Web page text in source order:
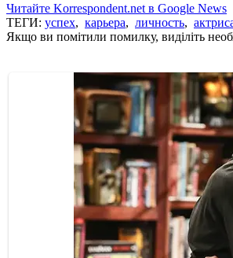
Читайте Korrespondent.net в Google News
ТЕГИ: успех, карьера, личность,
Якщо ви помітили помилку, виділіть